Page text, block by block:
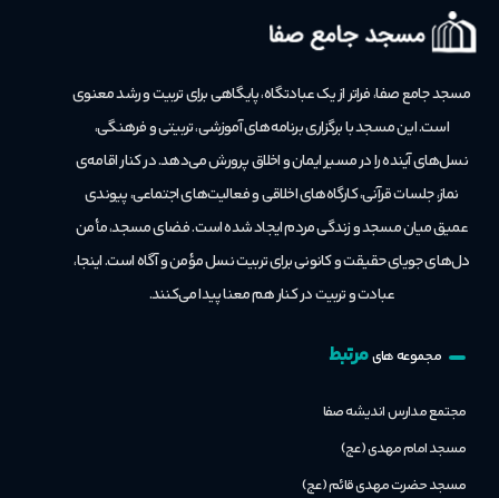
مسجد جامع صفا، فراتر از یک عبادتگاه، پایگاهی برای تربیت و رشد معنوی
است.این مسجد با برگزاری برنامه‌های آموزشی، تربیتی و فرهنگی،
نسل‌های آینده را در مسیر ایمان و اخلاق پرورش می‌دهد. در کنار اقامه‌ی
نماز، جلسات قرآنی، کارگاه‌های اخلاقی و فعالیت‌های اجتماعی، پیوندی
عمیق میان مسجد و زندگی مردم ایجاد شده است. فضای مسجد، مأمن
دل‌های جویای حقیقت و کانونی برای تربیت نسل مؤمن و آگاه است. اینجا،
عبادت و تربیت در کنار هم معنا پیدا می‌کنند.
مجموعه هایمرتبط
مجتمع مدارس اندیشه صفا
مسجد امام مهدی (عج)
مسجد حضرت مهدی قائم (عج)